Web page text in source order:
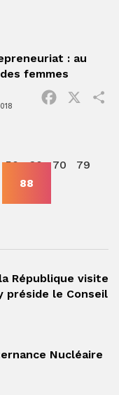
: au
femmes
Facebook
50 60 70
79
88
République visite
préside le Conseil
Nucléaire